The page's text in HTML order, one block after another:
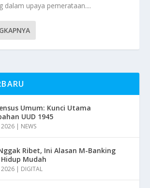
dalam upaya pemerataan....
Umum: Kunci Utama
UUD 1945
| NEWS
Ribet, Ini Alasan M-Banking
Mudah
| DIGITAL